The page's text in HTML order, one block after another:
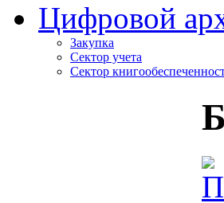
Цифровой
Закупка
Сектор учета
Сектор